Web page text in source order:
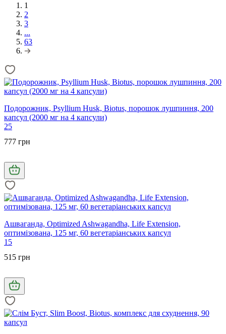
1
2
3
...
63
Подорожник, Psyllium Husk, Biotus, порошок лушпиння, 200
капсул (2000 мг на 4 капсули)
25
777 грн
Ашваганда, Optimized Ashwagandha, Life Extension,
оптимізована, 125 мг, 60 вегетаріанських капсул
15
515 грн